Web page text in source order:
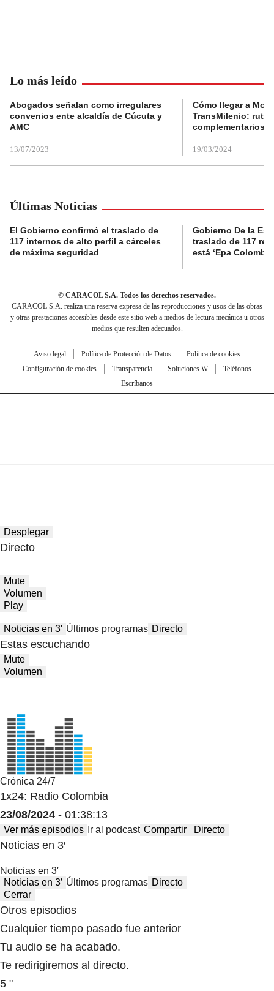
Lo más leído
Abogados señalan como irregulares
convenios ente alcaldía de Cúcuta y
AMC
13/07/2023
Cómo llegar a
TransMilenio:
complementarios
19/03/2024
Últimas Noticias
El Gobierno confirmó el traslado de
117 internos de alto perfil a cárceles
de máxima seguridad
Gobierno De la
traslado de 117
está ‘Epa
© CARACOL S.A. Todos los derechos reservados.
CARACOL S.A. realiza una reserva expresa de las reproducciones y usos de las obras
y otras prestaciones accesibles desde este sitio web a medios de lectura mecánica u otros
medios que resulten adecuados.
Aviso legal Política de Protección de Datos
Política de cookies
Configuración de cookies
Transparencia Soluciones W
Teléfonos
Escríbanos
Desplegar
Directo
Mute
Volumen
Play
Noticias en 3′ Últimos programas Directo
Estas escuchando
Mute
Volumen
Crónica 24/7
1x24: Radio Colombia
23/08/2024 - 01:38:13
Ver más episodios Ir al podcast Compartir Directo
Noticias en 3′
Noticias en 3′
Noticias en 3′ Últimos programas Directo
Cerrar
Otros episodios
Cualquier tiempo pasado fue anterior
Tu audio se ha acabado.
Te redirigiremos al directo.
5 "